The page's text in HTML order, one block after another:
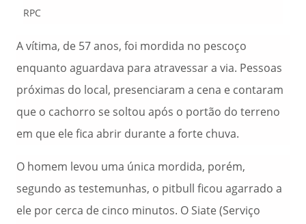
RPC
A vítima, de 57 anos, foi mordida no pescoço
enquanto aguardava para atravessar a via. Pessoas
próximas do local, presenciaram a cena e contaram
que o cachorro se soltou após o portão do terreno
em que ele fica abrir durante a forte chuva.
O homem levou uma única mordida, porém,
segundo as testemunhas, o pitbull ficou agarrado a
ele por cerca de cinco minutos. O Siate (Serviço